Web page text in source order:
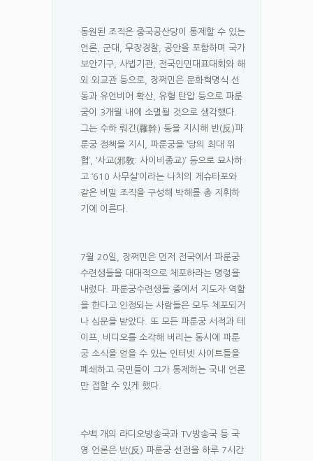
동원된 조직은 중국공산당이 통제할 수 있는
언론, 군대, 무장경찰, 공안을 포함하며 국가
보안기구, 사법기관, 전국인민대표대회와 해
외 외교관 등으로, 장쩌민은 문화혁명식 선
동과 유언비어 확산, 유혈 탄압 등으로 파룬
궁이 3개월 내에 소멸될 것으로 생각했다.
그는 수하 뤄간(羅幹) 등을 지시해 반(反)파
룬궁 정책을 지시, 파룬궁을 ‘당의 최대 위
협’, ‘사교(邪敎: 사이비종교)’ 등으로 묘사하
고 ‘610 사무실’이라는 나치의 게슈타포와
같은 비밀 조직을 구성해 박해를 총 지휘하
기에 이른다.
7월 20일, 장쩌민은 먼저 전국에서 파룬궁
수련생들을 대대적으로 체포하라는 명령을
내렸다. 파룬궁수련생들 중에서 지도자 역할
을 한다고 인정되는 사람들은 모두 체포되거
나 심문을 받았다. 또 모든 파룬궁 서적과 테
이프, 비디오를 소각해 버리는 동시에 파룬
궁 소식을 얻을 수 있는 인터넷 사이트들을
폐쇄하고 국민들이 그가 통제하는 국내 언론
만 접할 수 있게 했다.
수백 개의 라디오방송국과 TV방송국 등 국
영 언론은 반(反) 파룬궁 선전을 하루 7시간